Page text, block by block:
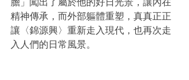
膽」闖出了屬於他的好日光景，讓內在
精神傳承，而外部軀體重塑，真真正正
讓〈錦源興〉重新走入現代，也再次走
入人們的日常風景。